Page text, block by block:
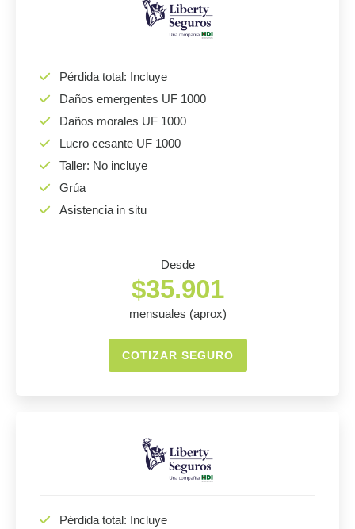
Pérdida total: Incluye
Daños emergentes UF 1000
Daños morales UF 1000
Lucro cesante UF 1000
Taller: No incluye
Grúa
Asistencia in situ
Desde
$35.901
mensuales (aprox)
COTIZAR SEGURO
Pérdida total: Incluye